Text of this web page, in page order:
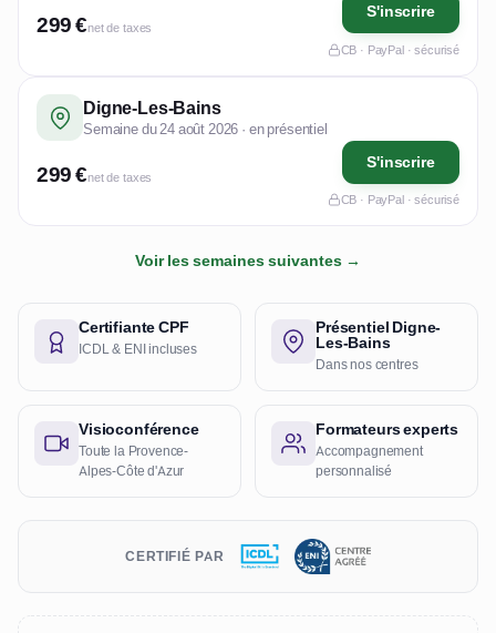
299 €net de taxes
S'inscrire
CB · PayPal · sécurisé
Digne-Les-Bains
Semaine du 24 août 2026 · en présentiel
299 €net de taxes
S'inscrire
CB · PayPal · sécurisé
Voir les semaines suivantes →
Certifiante CPF
ICDL & ENI incluses
Présentiel Digne-
Les-Bains
Dans nos centres
Visioconférence
Toute la Provence-
Alpes-Côte d'Azur
Formateurs experts
Accompagnement
personnalisé
CERTIFIÉ PAR